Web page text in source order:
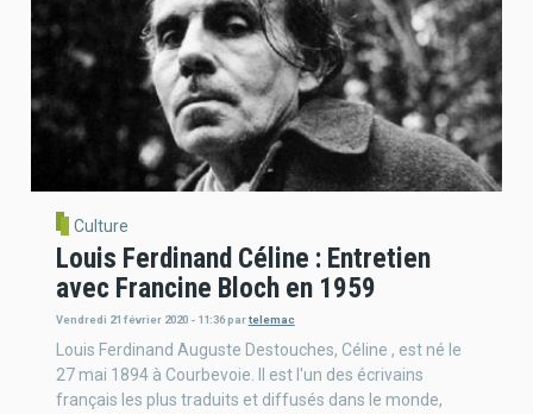
Culture
Louis Ferdinand Céline : Entretien
avec Francine Bloch en 1959
Vendredi 21 février 2020 - 11:36 partelemac
Louis Ferdinand Auguste Destouches, Céline , est né le
27 mai 1894 à Courbevoie. Il est l'un des écrivains
français les plus traduits et diffusés dans le monde,